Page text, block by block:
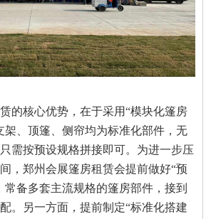
的核心优势，在于采用“模块化篷房
架、顶篷、侧帘均为标准化部件，无
需按预设规格拼接即可。为进一步压
，郑州会展篷房租赁会提前做好“预
常备多套主流规格的篷房部件，接到
。另一方面，提前制定“标准化搭建